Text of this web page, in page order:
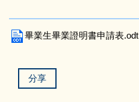
畢業生畢業證明書申請表.odt
分享